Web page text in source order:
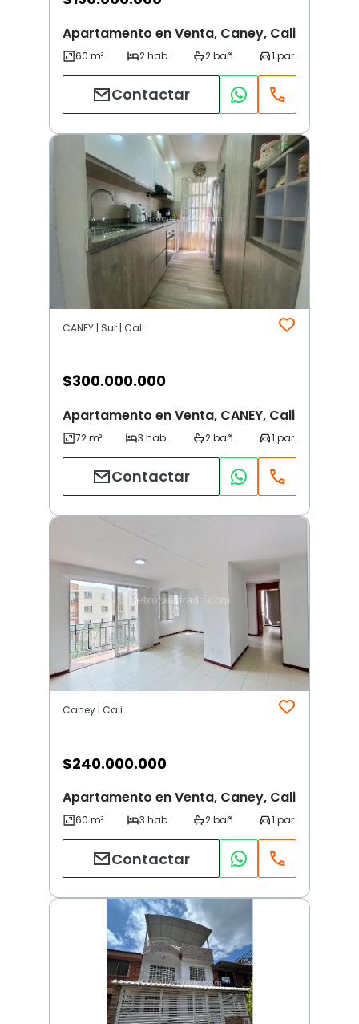
Apartamento en Venta, Caney, Cali
Contactar
CANEY | Sur | Cali
$300.000.000
Apartamento en Venta, CANEY, Cali
Contactar
Caney | Cali
$240.000.000
Apartamento en Venta, Caney, Cali
Contactar